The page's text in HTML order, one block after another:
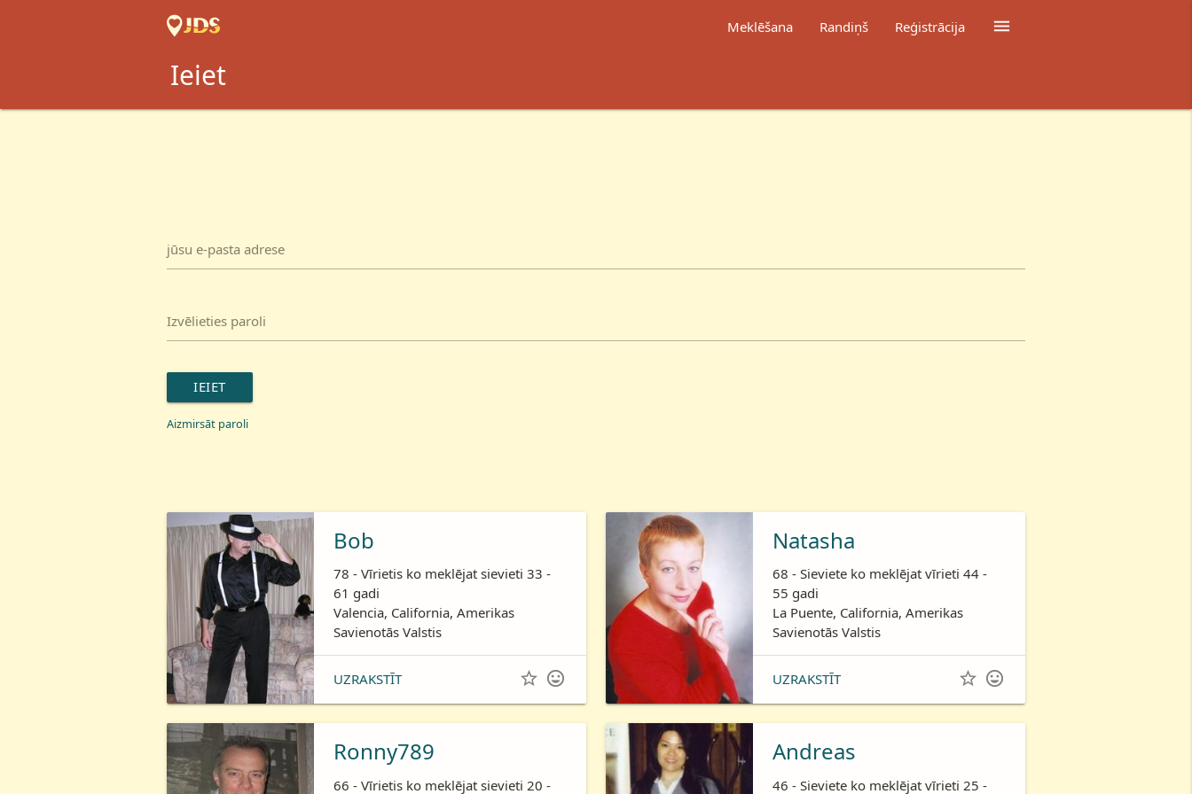

Meklēšana Randiņš Reģistrācija
Ieiet
jūsu e-pasta adrese
Izvēlieties paroli
IEIET
Aizmirsāt paroli
Bob
78 - Vīrietis ko meklējat sievieti 33 -
61 gadi
Valencia, California, Amerikas
Savienotās Valstis
UZRAKSTĪT  
Natasha
68 - Sieviete ko meklējat vīrieti 44 -
55 gadi
La Puente, California, Amerikas
Savienotās Valstis
UZRAKSTĪT  
Ronny789
66 - Vīrietis ko meklējat sievieti 20 -
Andreas
46 - Sieviete ko meklējat vīrieti 25 -